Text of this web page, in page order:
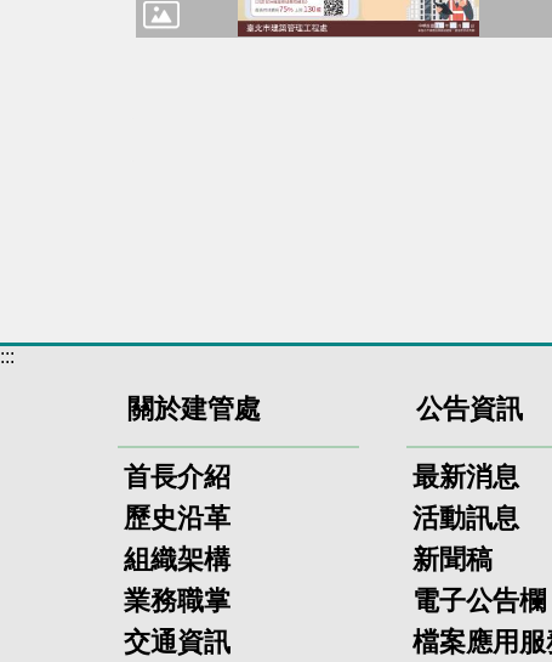
:::
關於建管處
首長介紹
歷史沿革
組織架構
業務職掌
交通資訊
公告資訊
最新消息
活動訊息
新聞稿
電子公告欄
檔案應用服